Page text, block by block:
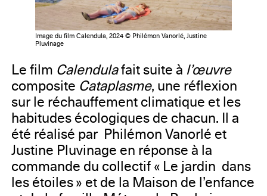
Image du film Calendula, 2024 © Philémon Vanorlé, Justine
Pluvinage
Le film Calendulafait suite à l’œuvre
composite Cataplasme, une réflexion
sur le réchauffement climatique et les
habitudes écologiques de chacun. Il a
été réalisé par Philémon Vanorlé et
Justine Pluvinage en réponse à la
commande du collectif « Le jardin dans
les étoiles » et de la Maison de l’enfance